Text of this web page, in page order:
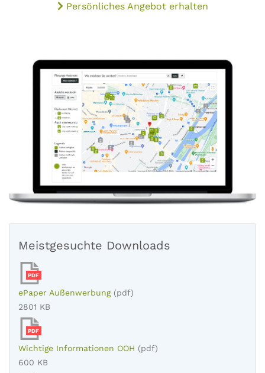
Persönliches Angebot erhalten
Meistgesuchte Downloads
PDF
ePaper Außenwerbung (pdf)
2801 KB
PDF
Wichtige Informationen OOH (pdf)
600 KB